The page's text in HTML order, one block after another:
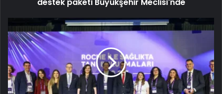
destek paketi Büyükşehir Meclisi'nde